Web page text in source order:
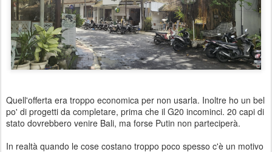
Quell'offerta era troppo economica per non usarla. Inoltre ho un bel
po' di progetti da completare, prima che il G20 incominci. 20 capi di
stato dovrebbero venire Bali, ma forse Putin non parteciperà.
In realtà quando le cose costano troppo poco spesso c'è un motivo